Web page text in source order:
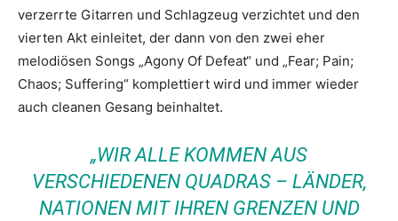
verzerrte Gitarren und Schlagzeug verzichtet und den
vierten Akt einleitet, der dann von den zwei eher
melodiösen Songs „Agony Of Defeat“ und „Fear; Pain;
Chaos; Suffering“ komplettiert wird und immer wieder
auch cleanen Gesang beinhaltet.
„WIR ALLE KOMMEN AUS
VERSCHIEDENEN QUADRAS – LÄNDER,
NATIONEN MIT IHREN GRENZEN UND